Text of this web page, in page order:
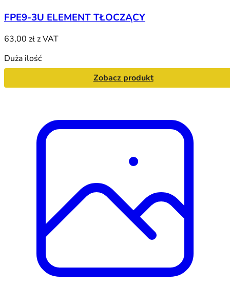
FPE9-3U ELEMENT TŁOCZĄCY
63,00 złz VAT
Duża ilość
Zobacz produkt